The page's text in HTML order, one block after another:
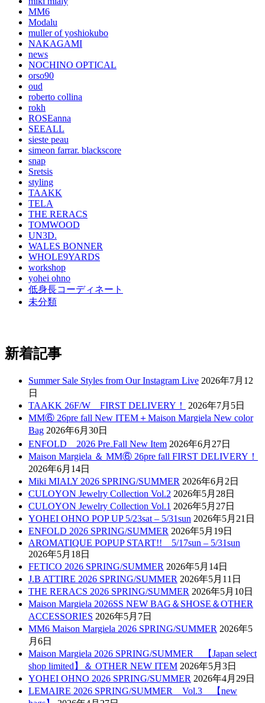
MM6
Modalu
muller of yoshiokubo
NAKAGAMI
news
NOCHINO OPTICAL
orso90
oud
roberto collina
rokh
ROSEanna
SEEALL
sieste peau
simeon farrar. blackscore
snap
Sretsis
styling
TAAKK
TELA
THE RERACS
TOMWOOD
UN3D.
WALES BONNER
WHOLE9YARDS
workshop
yohei ohno
低身長コーディネート
未分類
新着記事
Summer Sale Styles from Our Instagram Live 2026年7月12
日
TAAKK 26F/W FIRST DELIVERY！
2026年7月5日
MM⑥ 26pre fall New ITEM＋Maison Margiela New color
Bag 2026年6月30日
ENFOLD 2026 Pre₋Fall New Item 2026年6月27日
Maison Margiela ＆ MM⑥ 26pre fall FIRST DELIVERY！
2026年6月14日
Miki MIALY 2026 SPRING/SUMMER 2026年6月2日
CULOYON Jewelry Collection Vol.2 2026年5月28日
CULOYON Jewelry Collection Vol.1 2026年5月27日
YOHEI OHNO POP UP 5/23sat – 5/31sun 2026年5月21日
ENFOLD 2026 SPRING/SUMMER 2026年5月19日
AROMATIQUE POPUP START!! 5/17sun – 5/31sun
2026年5月18日
FETICO 2026 SPRING/SUMMER 2026年5月14日
J.B ATTIRE 2026 SPRING/SUMMER 2026年5月11日
THE RERACS 2026 SPRING/SUMMER 2026年5月10日
Maison Margiela 2026SS NEW BAG＆SHOSE＆OTHER
ACCESSORIES 2026年5月7日
MM6 Maison Margiela 2026 SPRING/SUMMER 2026年5
月6日
Maison Margiela 2026 SPRING/SUMMER 【Japan select
shop limited】＆ OTHER NEW ITEM 2026年5月3日
YOHEI OHNO 2026 SPRING/SUMMER 2026年4月29日
LEMAIRE 2026 SPRING/SUMMER Vol.3 【new